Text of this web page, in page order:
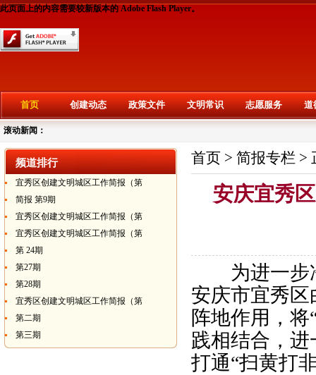
此页面上的内容需要较新版本的 Adobe Flash Player。
首页 创建动态 政策文件 文明常识 志愿服务 道
滚动新闻：
频道排行
宜秀区创建文明城区工作简报（第
简报 第9期
宜秀区创建文明城区工作简报（第
宜秀区创建文明城区工作简报（第
第 24期
第27期
第28期
宜秀区创建文明城区工作简报（第
第二期
第三期
首页 > 简报专栏 >
安庆宜秀
为进一步净
安庆市宜秀
阵地作用，
践相结合，
打通“扫黄打